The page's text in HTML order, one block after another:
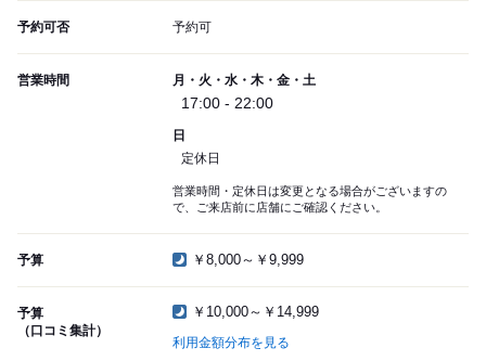
予約可否 予約可
営業時間 月・火・水・木・金・土
17:00 - 22:00
日
定休日
営業時間・定休日は変更となる場合がございますの
で、ご来店前に店舗にご確認ください。
予算 ￥8,000～￥9,999
予算
（口コミ集計）
￥10,000～￥14,999
利用金額分布を見る